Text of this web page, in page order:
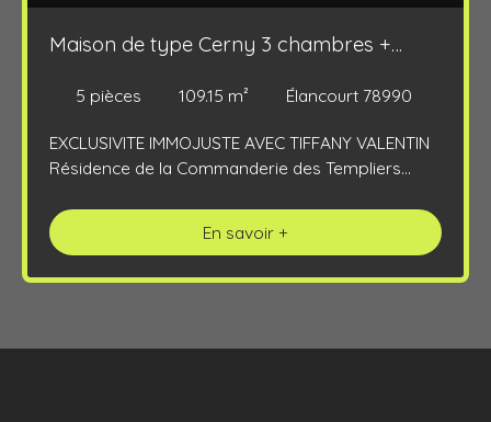
Maison de type Cerny 3 chambres +
5 pièces 109.15 m² Élancourt 78990
EXCLUSIVITE IMMOJUSTE AVEC TIFFANY VALENTIN
Résidence de la Commanderie des Templiers
sol total de 60m² située dans un secteur privilégié
et recherché au calme et proche de toutes
cheminée et accès à la terrasse et au jardin clos,
En savoir +